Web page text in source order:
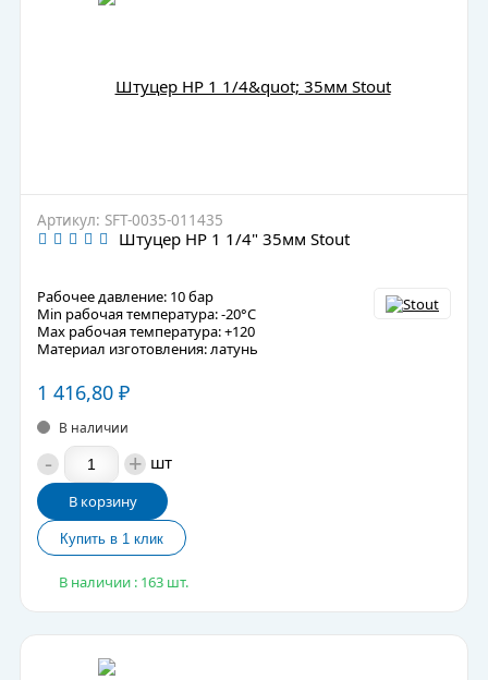
Артикул: SFT-0035-011435
Штуцер НР 1 1/4" 35мм Stout
Рабочее давление: 10 бар
Min рабочая температура: -20°C
Max рабочая температура: +120
Материал изготовления: латунь
1 416,80 ₽
В наличии
- + шт
В корзину
В наличии : 163 шт.